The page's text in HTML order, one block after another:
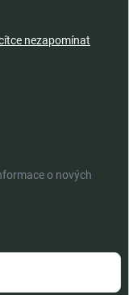
nezapomínat
o nových